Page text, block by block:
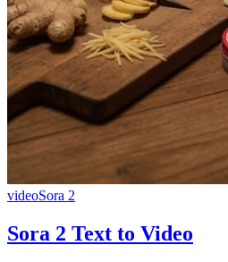
videoSora 2
Sora 2 Text to Video